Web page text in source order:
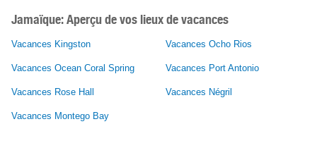
Jamaïque: Aperçu de vos lieux de vacances
Vacances Kingston Vacances Ocho Rios
Vacances Ocean Coral Spring Vacances Port Antonio
Vacances Rose Hall Vacances Négril
Vacances Montego Bay